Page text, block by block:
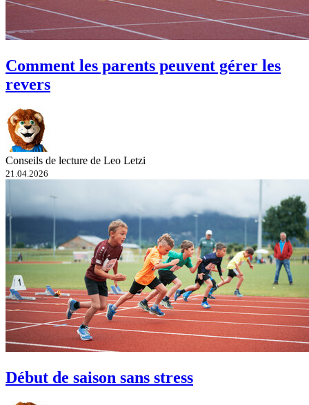
Comment les parents peuvent gérer les
revers
Conseils de lecture de Leo Letzi
21.04.2026
Début de saison sans stress